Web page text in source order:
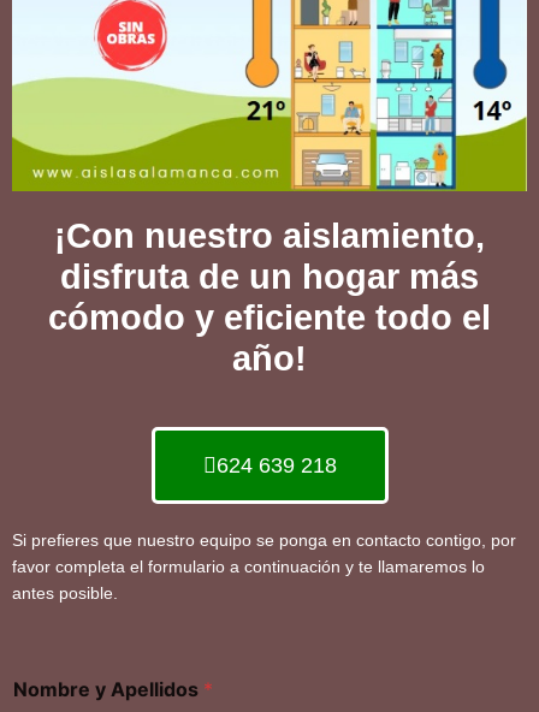
¡Con nuestro aislamiento,
disfruta de un hogar más
cómodo y eficiente todo el
año!
624 639 218
Si prefieres que nuestro equipo se ponga en contacto contigo, por
favor completa el formulario a continuación y te llamaremos lo
antes posible.
Nombre y Apellidos *